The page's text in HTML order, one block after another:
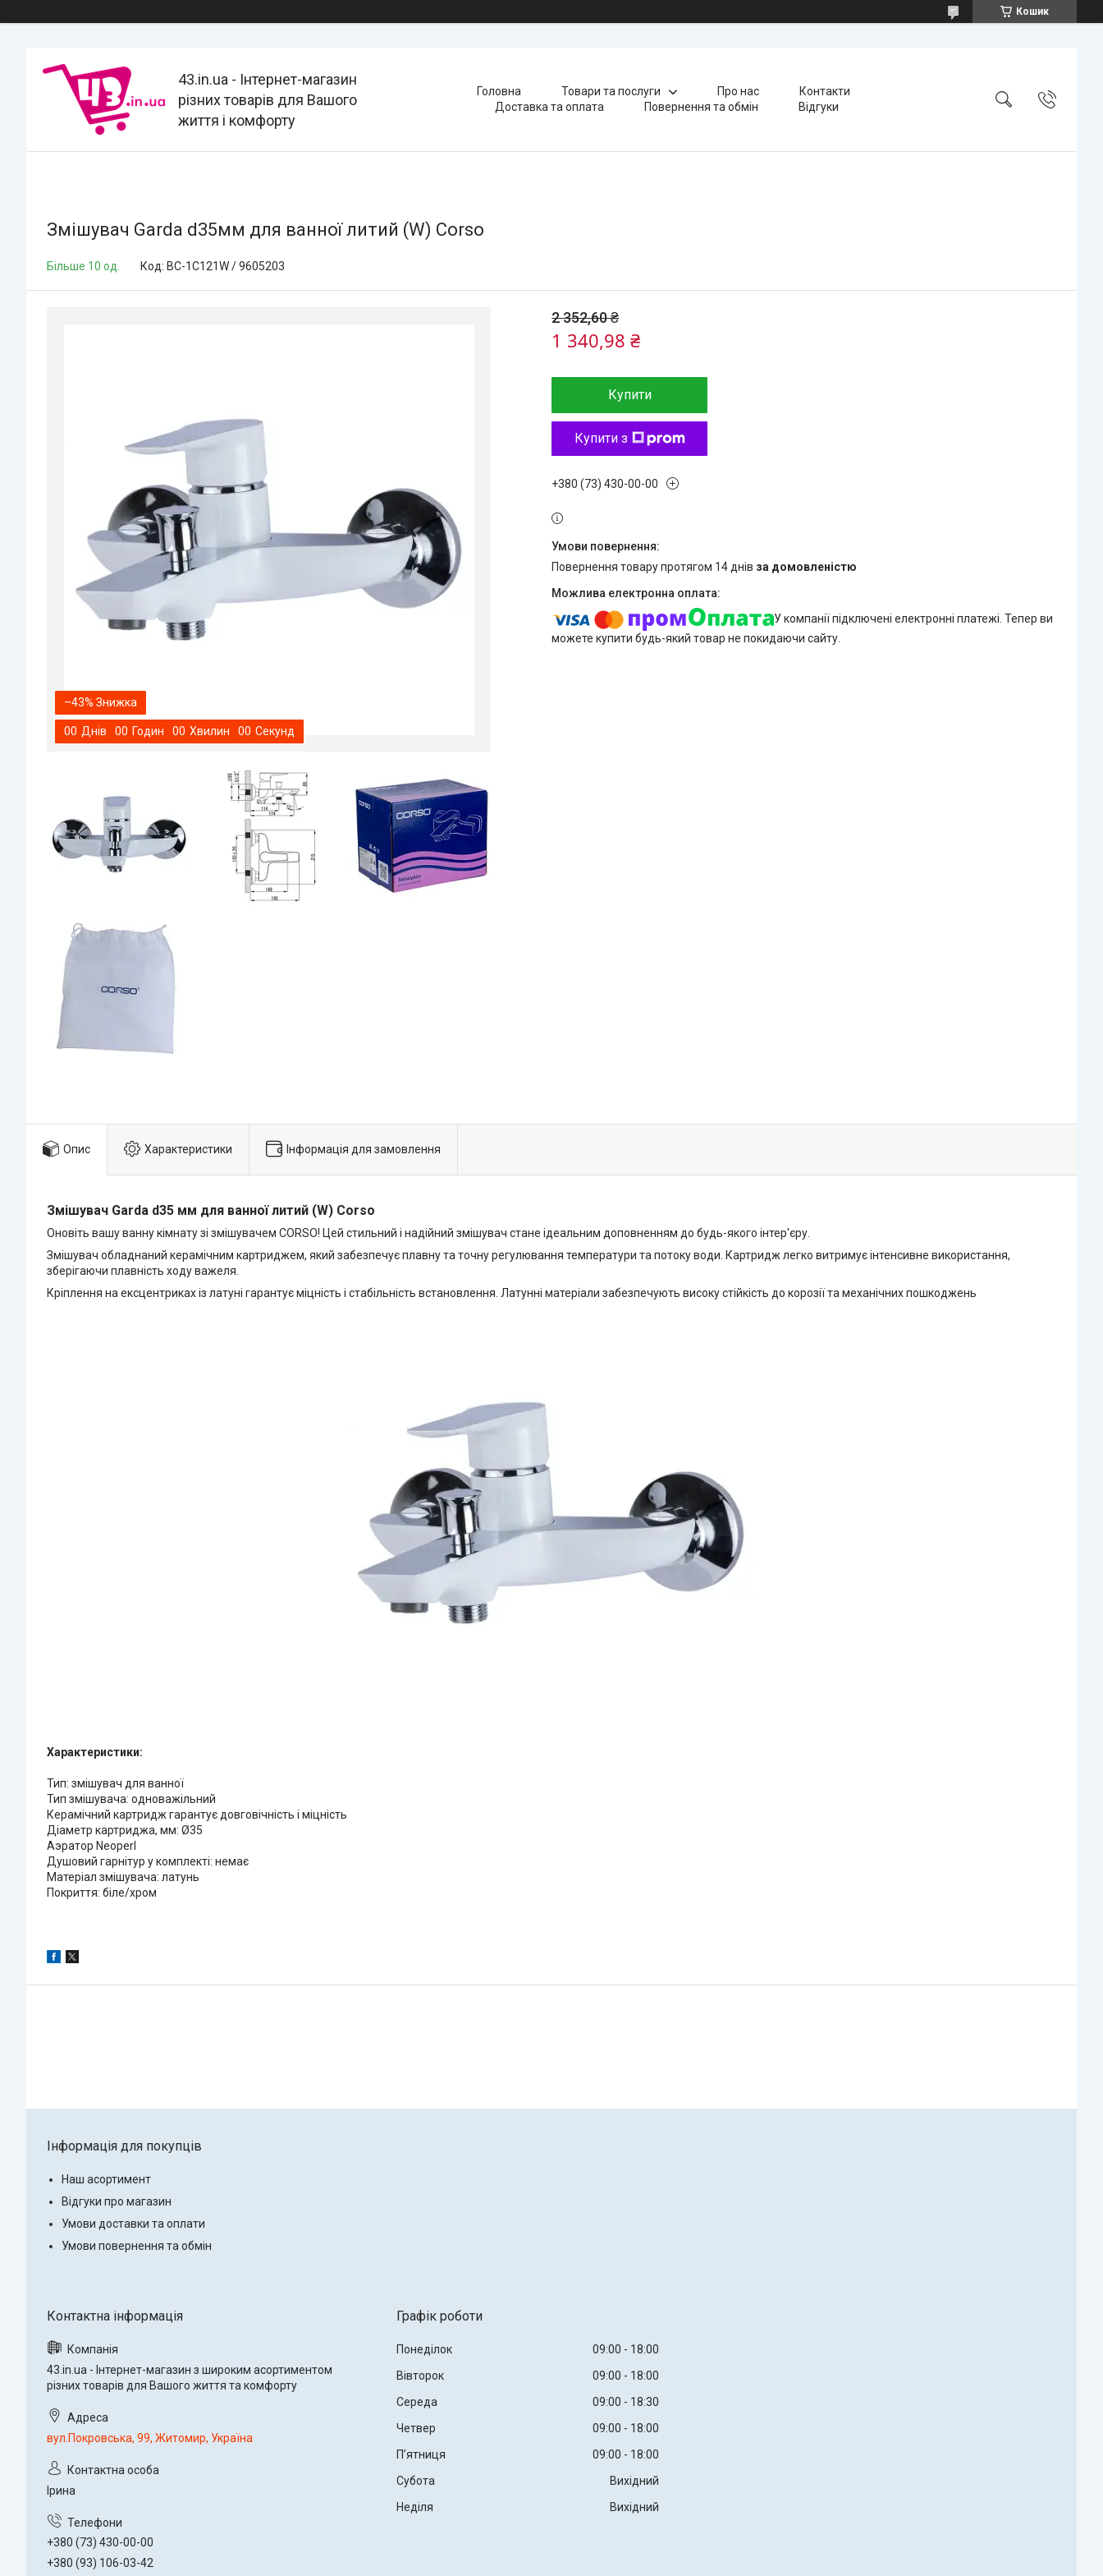
Кошик
43.in.ua - Інтернет-магазин
різних товарів для Вашого
життя і комфорту
Головна Товари та послуги Про нас
Контакти
Доставка та оплата
Повернення та обмін Відгуки
Змішувач Garda d35мм для ванної литий (W) Corso
Більше 10 од. Код: BC-1C121W / 9605203
–43%
00 Днів 00 Годин 00 Хвилин 00 Секунд
2 352,60 ₴
1 340,98 ₴
Купити
Купити з
+380 (73) 430-00-00
повернення товару протягом 14 днів за домовленістю
У компанії підключені електронні платежі. Тепер ви
можете купити будь-який товар не покидаючи сайту.
Опис Характеристики Інформація для замовлення
Змішувач Garda d35 мм для ванної литий (W) Corso
Оновіть вашу ванну кімнату зі змішувачем CORSO! Цей стильний і надійний змішувач стане ідеальним доповненням до будь-якого інтер'єру.
Змішувач обладнаний керамічним картриджем, який забезпечує плавну та точну регулювання температури та потоку води. Картридж легко витримує інтенсивне використання,
зберігаючи плавність ходу важеля.
Кріплення на ексцентриках із латуні гарантує міцність і стабільність встановлення. Латунні матеріали забезпечують високу стійкість до корозії та механічних пошкоджень
Характеристики:
Тип: змішувач для ванної
Тип змішувача: одноважільний
Керамічний картридж гарантує довговічність і міцність
Діаметр картриджа, мм: Ø35
Аэратор Neoperl
Душовий гарнітур у комплекті: немає
Матеріал змішувача: латунь
Покриття: біле/хром
Інформація для покупців
Наш асортимент
Відгуки про магазин
Умови доставки та оплати
Умови повернення та обмін
43.in.ua - Інтернет-магазин з широким асортиментом
різних товарів для Вашого життя та комфорту
вул.Покровська, 99, Житомир, Україна
Ірина
+380 (73) 430-00-00
+380 (93) 106-03-42
Графік роботи
Понеділок 09:00
18:00
Вівторок
09:00
18:00
Середа
09:00
18:30
Четвер
09:00
18:00
Пʼятниця
09:00
18:00
Субота
Вихідний
Неділя
Вихідний